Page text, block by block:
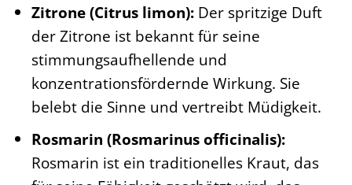
Zitrone (Citrus limon):Der spritzige Duft
der Zitrone ist bekannt für seine
stimmungsaufhellende und
konzentrationsfördernde Wirkung. Sie
belebt die Sinne und vertreibt Müdigkeit.
Rosmarin (Rosmarinus officinalis):
Rosmarin ist ein traditionelles Kraut, das